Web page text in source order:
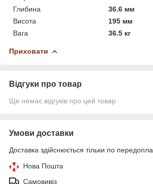
Глибина
36.6 мм
Висота
195 мм
Вага
36.5 кг
Приховати
Відгуки про товар
Ще немає відгуків про цей товар
Умови доставки
Доставка здійснюється тільки по
Нова Пошта
Самовивіз